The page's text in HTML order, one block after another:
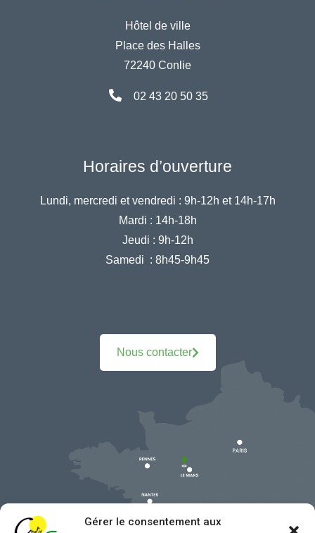
Gérer le consentement aux
Hôtel de ville
Place des Halles
72240 Conlie
02 43 20 50 35
Horaires d’ouverture
Lundi, mercredi et vendredi : 9h-12h et 14h-17h
Mardi : 14h-18h
Jeudi : 9h-12h
Samedi : 8h45-9h45
Nous contacter